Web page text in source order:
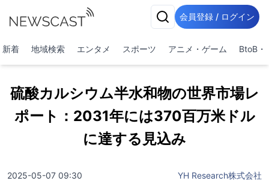
会員登録 / ログイン
新着 地域検索 エンタメ スポーツ アニメ・ゲーム BtoB・
硫酸カルシウム半水和物の世界市場レ
ポート：2031年には370百万米ドル
に達する見込み
2025-05-07 09:30 YH Research株式会社